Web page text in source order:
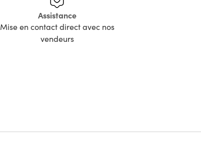
Assistance
Mise en contact direct avec nos
vendeurs